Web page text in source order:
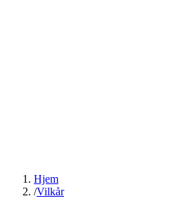
Hjem
/Vilkår